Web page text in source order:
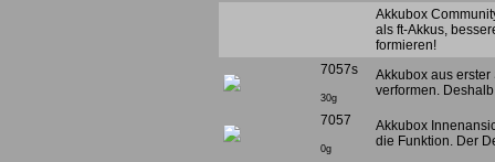
Akkubox
als ft-Akkus,
formieren!
7057s
30g
Akkubox aus erster
verformen.
7057
0g
Akkubox
die Funktion. Der